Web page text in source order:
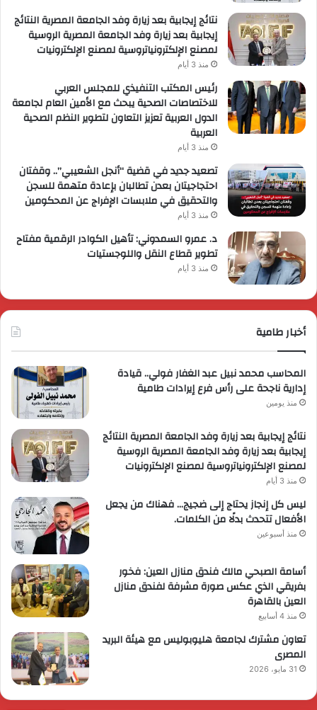
نتائج إيجابية بعد زيارة وفد الجامعة المصرية النتائج
إيجابية بعد زيارة وفد الجامعة المصرية الروسية
لمصنع الإلكترونياتروسية لمصنع الإلكترونيات
منذ 3 أيام
رئيس المكتب التنفيذي للمجلس العربي
للاختصاصات الصحية يبحث مع الأمين العام لجامعة
الدول العربية تعزيز التعاون لتطوير النظم الصحية
العربية
منذ 3 أيام
تصعيد جديد في قضية “أنجل الشعيبي”.. وقفتان
احتجاجيتان بعدن تطالبان بإعادة متهمة للسجن
والتحقيق في ملابسات الإفراج عن المحكومين
منذ 3 أيام
د. عمرو السمدوني: تأهيل الكوادر الرقمية مفتاح
تطوير قطاع النقل واللوجستيات
منذ 3 أيام
أخبار طامية
المحاسب محمد نبيل عبد الغفار فولي.. قيادة
إدارية ناجحة على رأس فرع إيرادات طامية
منذ يومين
نتائج إيجابية بعد زيارة وفد الجامعة المصرية النتائج
إيجابية بعد زيارة وفد الجامعة المصرية الروسية
لمصنع الإلكترونياتروسية لمصنع الإلكترونيات
منذ 3 أيام
ليس كل إنجاز يحتاج إلى ضجيج… فهناك من يجعل
الأفعال تتحدث بدلًا من الكلمات.
منذ أسبوعين
أسامة الصبحي مالك فندق منازل العين: فخور
بفريقي الذي عكس صورة مشرفة لفندق منازل
العين بالقاهرة
منذ 4 أسابيع
تعاون مشترك لجامعة هليوبوليس مع هيئة البريد
المصرى
31 مايو، 2026